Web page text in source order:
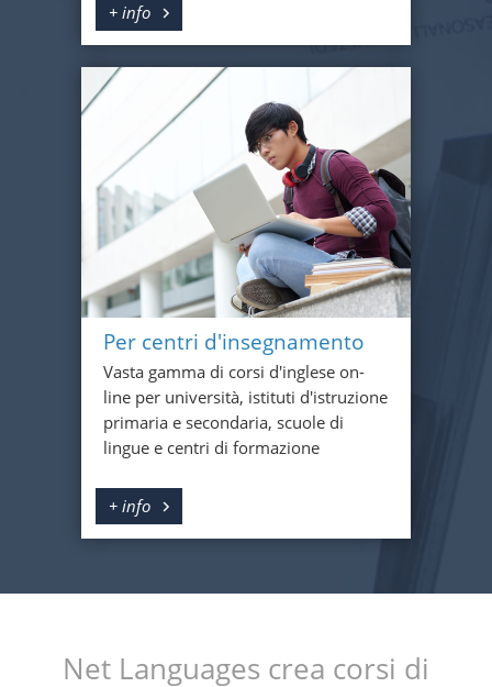
+ info
Per centri d'insegnamento
Vasta gamma di corsi d'inglese on-
line per università, istituti d'istruzione
primaria e secondaria, scuole di
lingue e centri di formazione
+ info
Net Languages crea corsi di